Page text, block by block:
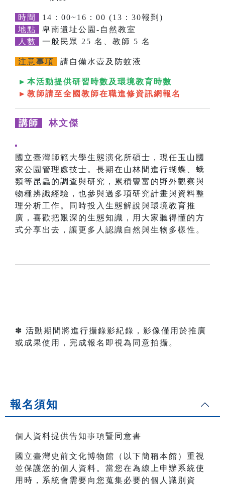
時間
14：00~16：00 (13：30報到)
地點
卑南遺址公園-自然教室
人數
一般民眾 25 名、教師 5 名
注意事項 請自備水壺及防蚊液
►本活動提供研習時數及環境教育時數
►教師請至全國教師在職進修資訊網報名
講師 林文傑
國立臺灣師範大學生態演化所碩士，現任玉山國
家公園管理處技士。長期在山林間進行蝴蝶、蛾
類等昆蟲的調查與研究，累積豐富的野外觀察與
物種辨識經驗，也參與過多項研究計畫與資料整
理分析工作。同時投入生態解說與環境教育推
廣，喜歡把艱深的生態知識，用大家聽得懂的方
式分享出去，讓更多人認識自然與生物多樣性。
✽ 活動期間將進行攝錄影紀錄，影像僅用於推廣
或成果使用，完成報名即視為同意拍攝。
報名須知
個人資料提供告知事項暨同意書
國立臺灣史前文化博物館（以下簡稱本館）重視
並保護您的個人資料。當您在為線上申辦系統使
用時，系統會需要向您蒐集必要的個人識別資